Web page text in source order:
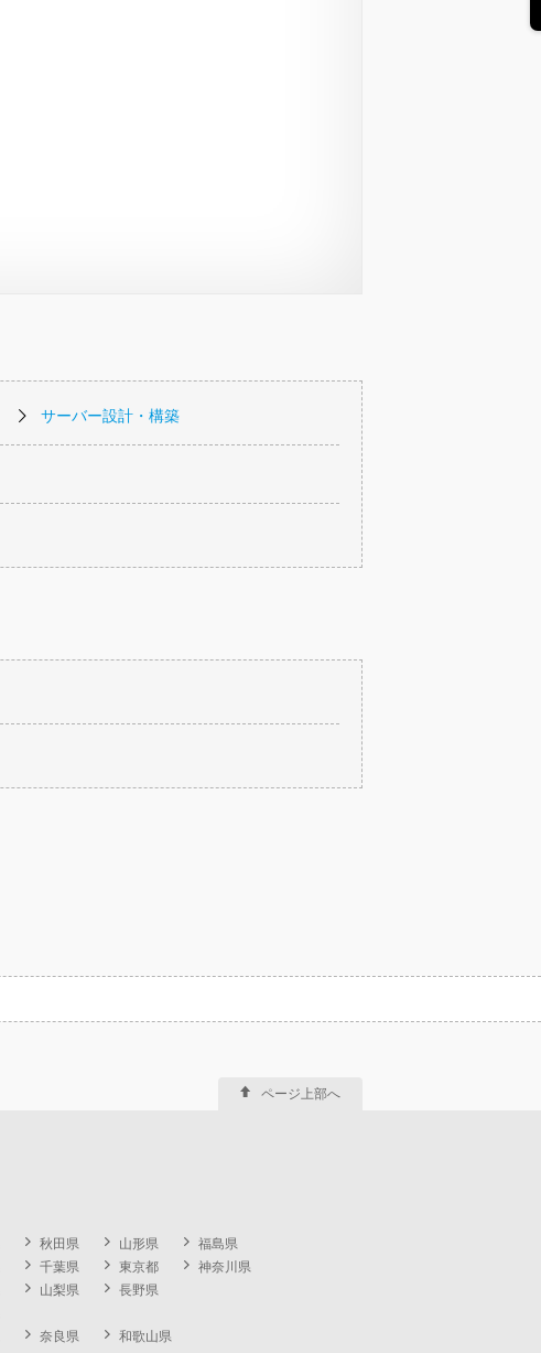
サーバー設計・構築
秋田県 山形県
福島県
千葉県 東京都
神奈川県
山梨県
長野県
奈良県
和歌山県
ページ上部へ